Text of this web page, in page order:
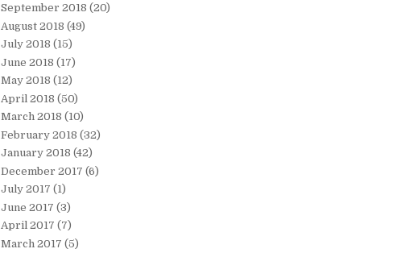
September 2018 (20)
August 2018 (49)
July 2018 (15)
June 2018 (17)
May 2018 (12)
April 2018 (50)
March 2018 (10)
February 2018 (32)
January 2018 (42)
December 2017 (6)
July 2017 (1)
June 2017 (3)
April 2017 (7)
March 2017 (5)